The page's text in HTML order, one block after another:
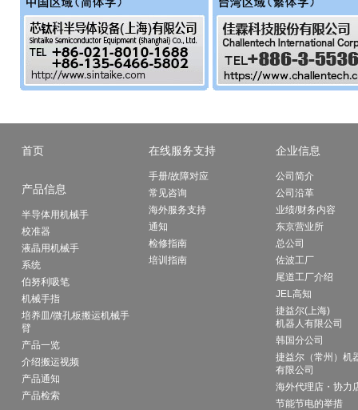
首页
产品信息
半导体用机械手
校准器
液晶用机械手
系统
伯努利吸笔
机械手指
培养皿/微孔板搬运机械手
臂
产品一览
介绍搬运视频
产品通知
产品检索
在线服务支持
手册/故障对应
常见咨询
海外服务支持
通知
检修指南
培训指南
企业信息
公司简介
公司沿革
业绩/财务内容
东京营业所
总公司
佐波工厂
尾道工厂介绍
JEL高知
捷益尔(上海)
机器人有限公司
韩国分公司
捷益尔（常州）机
有限公司
海外代理店・协力
节能节电的举措